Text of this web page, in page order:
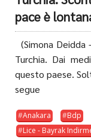
pace è
(Simona
Turchia. Dai
questo paese.
segue
Anakara Bdp
Lice - Bayrak